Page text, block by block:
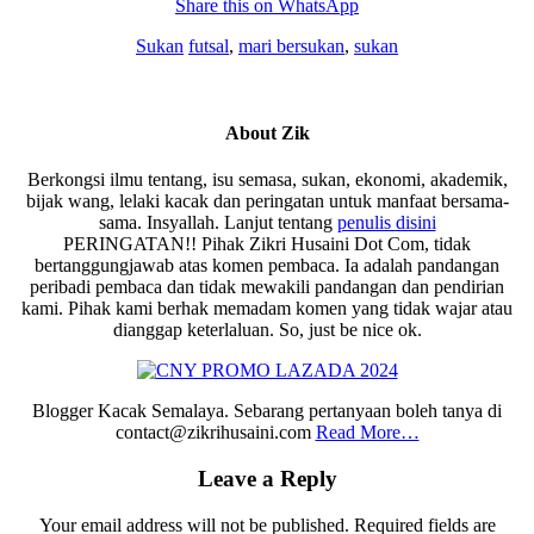
Share this on WhatsApp
Sukan futsal, mari bersukan, sukan
About Zik
Berkongsi ilmu tentang, isu semasa, sukan, ekonomi, akademik,
bijak wang, lelaki kacak dan peringatan untuk manfaat bersama-
sama. Insyallah. Lanjut tentang penulis disini
PERINGATAN!! Pihak Zikri Husaini Dot Com, tidak
bertanggungjawab atas komen pembaca. Ia adalah pandangan
peribadi pembaca dan tidak mewakili pandangan dan pendirian
kami. Pihak kami berhak memadam komen yang tidak wajar atau
dianggap keterlaluan. So, just be nice ok.
Blogger Kacak Semalaya. Sebarang pertanyaan boleh tanya di
contact@zikrihusaini.com Read More…
Leave a Reply
Your email address will not be published. Required fields are